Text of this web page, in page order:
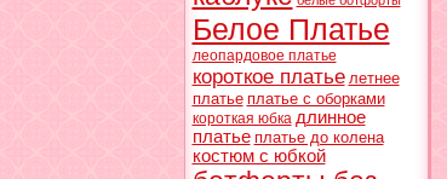
Белое Платье
леопардовое платье
короткое платье летнее
платье платье с оборками
короткая юбка длинное
платье платье до колена
костюм с юбкой